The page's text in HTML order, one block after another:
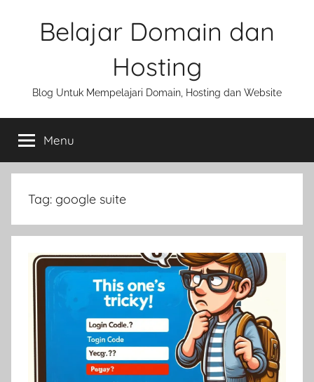
Belajar Domain dan
Hosting
Blog Untuk Mempelajari Domain, Hosting dan Website
Menu
Tag: google suite